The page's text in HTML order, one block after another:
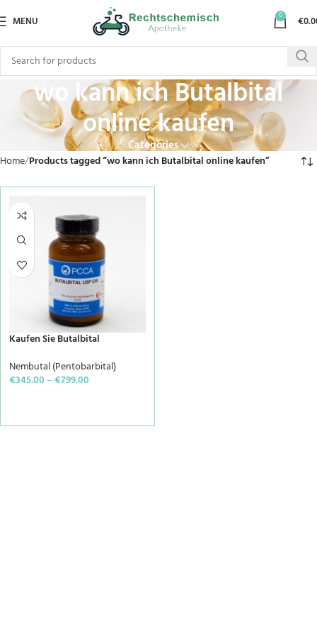
MENU 0 €
wo kann ich Butalbital
online kaufen
Categories
Home Products tagged “wo kann ich Butalbital online kaufen”
Kaufen Sie Butalbital
Nembutal (Pentobarbital)
€345.00–€799.00